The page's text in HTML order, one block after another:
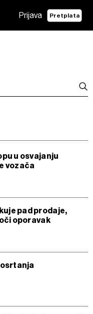
Prijava Pretplata
u osvajanju
vozača
pad prodaje,
oporavak